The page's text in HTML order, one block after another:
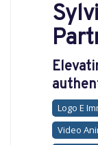
Logo E
Video